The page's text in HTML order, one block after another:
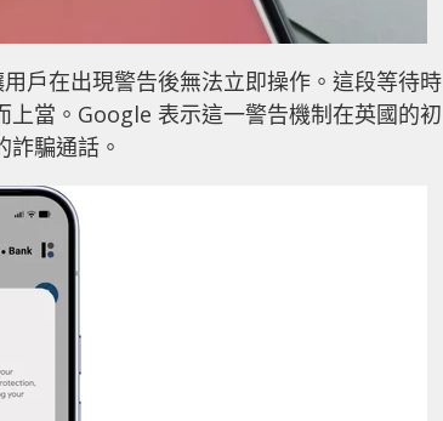
戶在出現警告後無法立即操作。這段等待時
當。Google 表示這一警告機制在英國的初
騙通話。